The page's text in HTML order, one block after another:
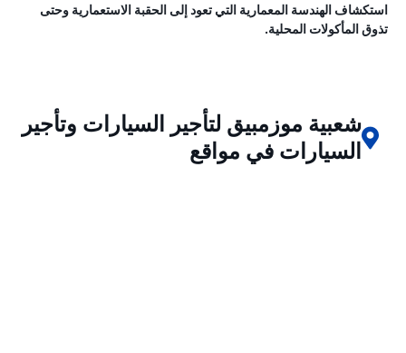
استكشاف الهندسة المعمارية التي تعود إلى الحقبة الاستعمارية وحتى
تذوق المأكولات المحلية.
شعبية موزمبيق لتأجير السيارات وتأجير
السيارات في مواقع